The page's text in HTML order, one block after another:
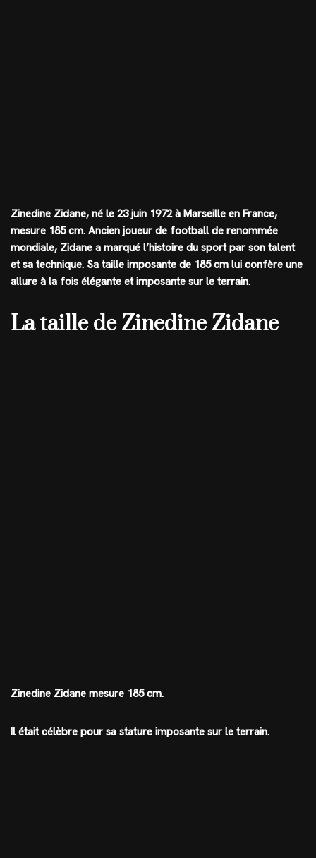
Zinedine Zidane, né le 23 juin 1972 à Marseille en France,
mesure 185 cm. Ancien joueur de football de renommée
mondiale, Zidane a marqué l’histoire du sport par son talent
et sa technique. Sa taille imposante de 185 cm lui confère une
allure à la fois élégante et imposante sur le terrain.
La taille de Zinedine Zidane
Zinedine Zidane mesure 185 cm.
Il était célèbre pour sa stature imposante sur le terrain.